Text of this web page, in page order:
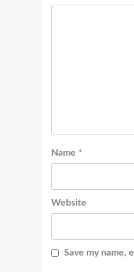
Name *
Website
Save my name,